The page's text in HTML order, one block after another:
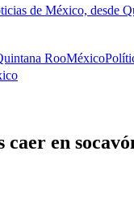
de México, desde
RooMéxico
en